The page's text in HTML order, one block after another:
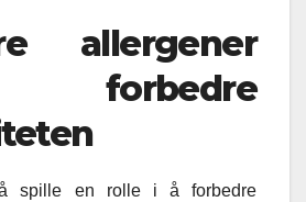
allergener
spille en rolle i å forbedre